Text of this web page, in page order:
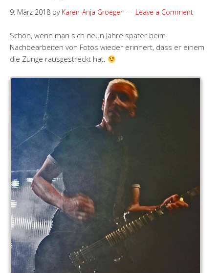
9. März 2018 by Karen-Anja Groeger Leave a Comment
Schön, wenn man sich neun Jahre später beim
Nachbearbeiten von Fotos wieder erinnert, dass er einem
die Zunge rausgestreckt hat.